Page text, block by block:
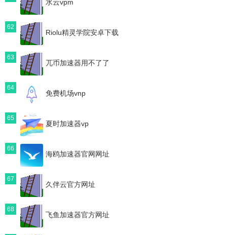
水云vpm
62
Riolu精灵学院安卓下载
63
兀币加速器用不了了
64
免费机场vnp
65
夏时加速器vp
66
海鸥加速器官网网址
67
久伴云官方网址
68
飞鱼加速器官方网址